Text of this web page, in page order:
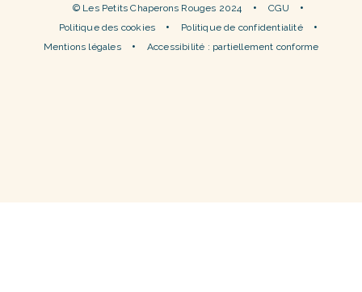
© Les Petits Chaperons Rouges 2024
CGU
Politique des cookies
Politique de confidentialité
Mentions légales
Accessibilité : partiellement conforme